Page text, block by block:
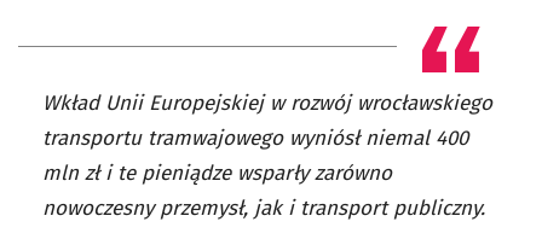
Wkład Unii Europejskiej w rozwój wrocławskiego
transportu tramwajowego wyniósł niemal 400
mln zł i te pieniądze wsparły zarówno
nowoczesny przemysł, jak i transport publiczny.